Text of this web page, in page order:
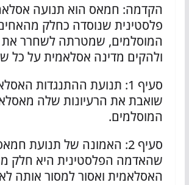
הקדמה: חמאס הוא תנועה
פלסטינית שנוסדה כחלק
המוסלמים, שמטרתה לשחרר את
ולהקים מדינה אסלאמית על כל
סעיף 1: תנועת ההתנגדות
שואבת את הרעיונות שלה
המוסלמים.
סעיף 2: האמונה של תנועת
שהאדמה הפלסטינית היא חלק
האסלאמית ואסור למסור אותה